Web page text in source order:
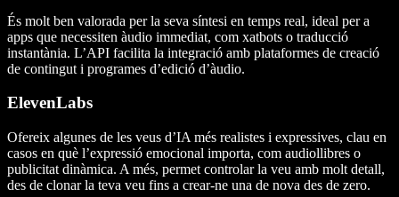
És molt ben valorada per la seva síntesi en temps real, ideal per a
apps que necessiten àudio immediat, com xatbots o traducció
instantània. L’API facilita la integració amb plataformes de creació
de contingut i programes d’edició d’àudio.
ElevenLabs
Ofereix algunes de les veus d’IA més realistes i expressives, clau en
casos en què l’expressió emocional importa, com audiollibres o
publicitat dinàmica. A més, permet controlar la veu amb molt detall,
des de clonar la teva veu fins a crear-ne una de nova des de zero.